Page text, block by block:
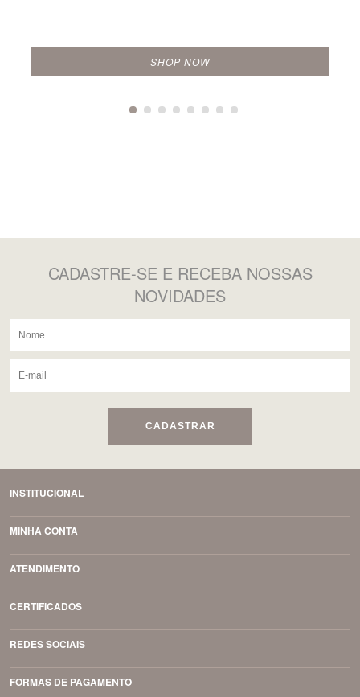
SHOP NOW
CADASTRE-SE E RECEBA NOSSAS
NOVIDADES
CADASTRAR
INSTITUCIONAL
MINHA CONTA
ATENDIMENTO
CERTIFICADOS
REDES SOCIAIS
FORMAS DE PAGAMENTO